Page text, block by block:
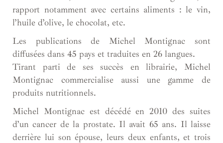
rapport notamment avec certains aliments : le vin,
l’huile d’olive, le chocolat, etc.
Les publications de Michel Montignac sont
diffusées dans 45 pays et traduites en 26 langues.
Tirant parti de ses succès en librairie, Michel
Montignac commercialise aussi une gamme de
produits nutritionnels.
Michel Montignac est décédé en 2010 des suites
d’un cancer de la prostate. Il avait 65 ans. Il laisse
derrière lui son épouse, leurs deux enfants, et trois